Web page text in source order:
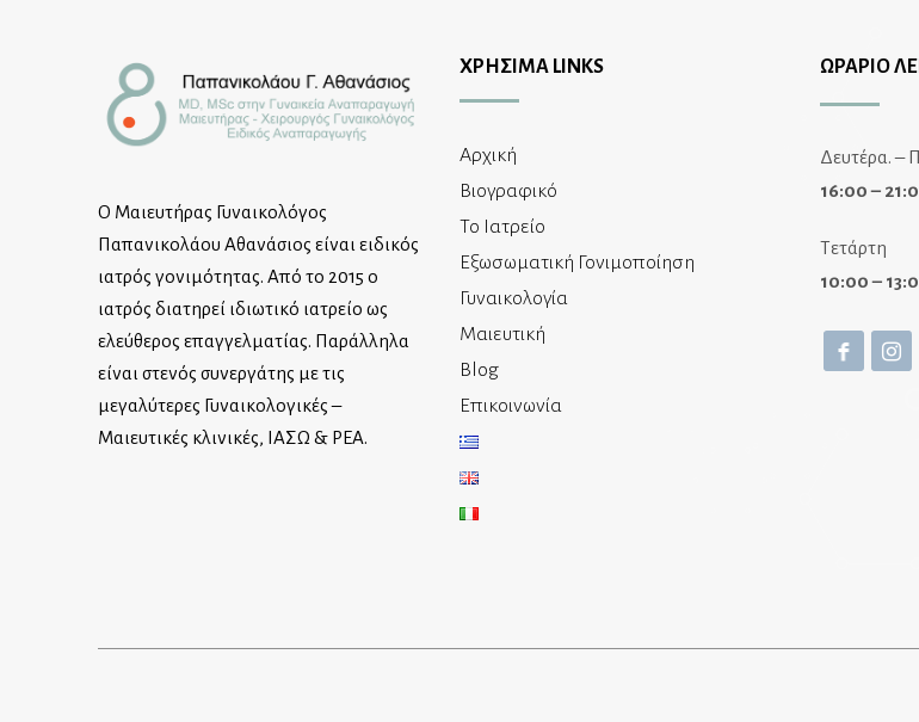
Ο Μαιευτήρας Γυναικολόγος
Παπανικολάου Αθανάσιος είναι ειδικός
ιατρός γονιμότητας. Από το 2015 ο
ιατρός διατηρεί ιδιωτικό ιατρείο ως
ελεύθερος επαγγελματίας. Παράλληλα
είναι στενός συνεργάτης με τις
μεγαλύτερες Γυναικολογικές –
Μαιευτικές κλινικές, ΙΑΣΩ & ΡΕΑ.
ΧΡΗΣΙΜΑ LINKS
Αρχική
Βιογραφικό
Το Ιατρείο
Εξωσωματική Γονιμοποίηση
Γυναικολογία
Μαιευτική
Blog
Επικοινωνία
ΩΡΑΡΙΟ
Δευτέρα. –
16:00 –
Τετάρτη
10:00 –